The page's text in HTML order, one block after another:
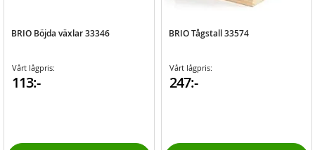
BRIO Böjda växlar 33346
Vårt lågpris:
113:-
BRIO Tågstall 33574
Vårt lågpris:
247:-